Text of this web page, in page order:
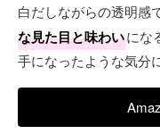
白だしながらの透明感
な見た目と味わいにな
手になったような気分